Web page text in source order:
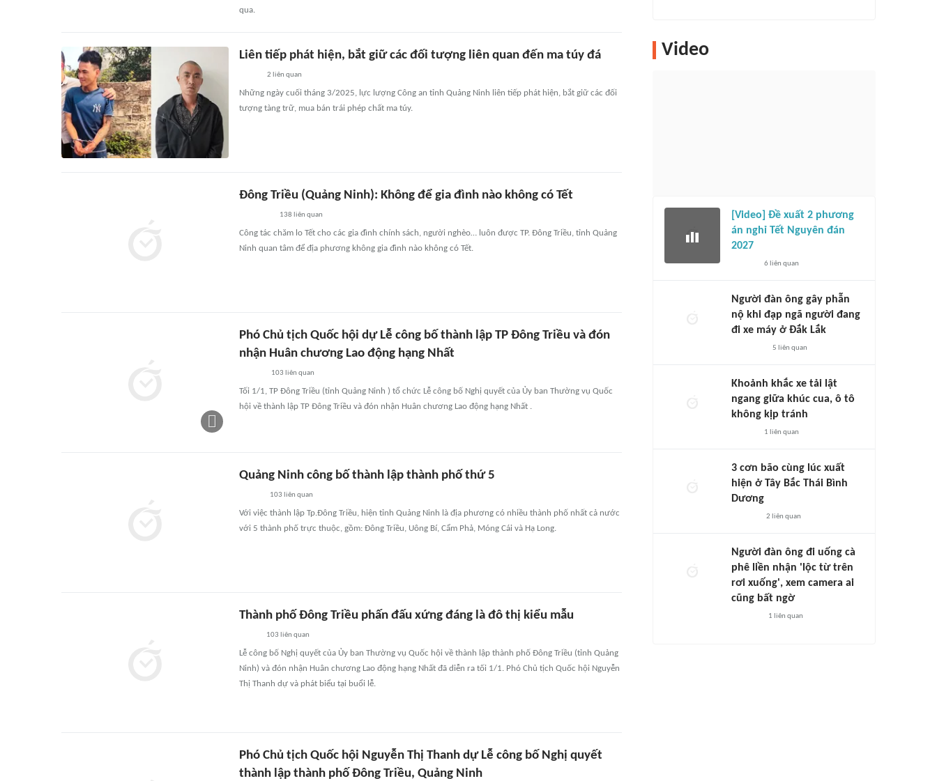
qua.
Liên tiếp phát hiện, bắt giữ các đối tượng liên quan đến ma túy đá
2 liên quan
Những ngày cuối tháng 3/2025, lực lượng Công an tỉnh Quảng Ninh liên tiếp phát hiện, bắt giữ các đối
tượng tàng trữ, mua bán trái phép chất ma túy.
Đông Triều (Quảng Ninh): Không để gia đình nào không có Tết
138 liên quan
Công tác chăm lo Tết cho các gia đình chính sách, người nghèo… luôn được TP. Đông Triều, tỉnh Quảng
Ninh quan tâm để địa phương không gia đình nào không có Tết.
Phó Chủ tịch Quốc hội dự Lễ công bố thành lập TP Đông Triều và đón
nhận Huân chương Lao động hạng Nhất
103 liên quan
Tối 1/1, TP Đông Triều (tỉnh Quảng Ninh ) tổ chức Lễ công bố Nghị quyết của Ủy ban Thường vụ Quốc
hội về thành lập TP Đông Triều và đón nhận Huân chương Lao động hạng Nhất .
Quảng Ninh công bố thành lập thành phố thứ 5
103 liên quan
Với việc thành lập Tp.Đông Triều, hiện tỉnh Quảng Ninh là địa phương có nhiều thành phố nhất cả nước
với 5 thành phố trực thuộc, gồm: Đông Triều, Uông Bí, Cẩm Phả, Móng Cái và Hạ Long.
Thành phố Đông Triều phấn đấu xứng đáng là đô thị kiểu mẫu
103 liên quan
Lễ công bố Nghị quyết của Ủy ban Thường vụ Quốc hội về thành lập thành phố Đông Triều (tỉnh Quảng
Ninh) và đón nhận Huân chương Lao động hạng Nhất đã diễn ra tối 1/1. Phó Chủ tịch Quốc hội Nguyễn
Thị Thanh dự và phát biểu tại buổi lễ.
Phó Chủ tịch Quốc hội Nguyễn Thị Thanh dự Lễ công bố Nghị quyết
thành lập thành phố Đông Triều, Quảng Ninh
Video
[Video] Đề xuất 2 phương
án nghỉ Tết Nguyên đán
2027
6 liên quan
Người đàn ông gây phẫn
nộ khi đạp ngã người đang
đi xe máy ở Đắk Lắk
5 liên quan
Khoảnh khắc xe tải lật
ngang giữa khúc cua, ô tô
không kịp tránh
1 liên quan
3 cơn bão cùng lúc xuất
hiện ở Tây Bắc Thái Bình
Dương
2 liên quan
Người đàn ông đi uống cà
phê liền nhận 'lộc từ trên
rơi xuống', xem camera ai
cũng bất ngờ
1 liên quan